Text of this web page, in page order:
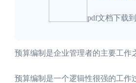
pdf文档下载
预算编制是企业管理者的主要工作
预算编制是一个逻辑性很强的工作